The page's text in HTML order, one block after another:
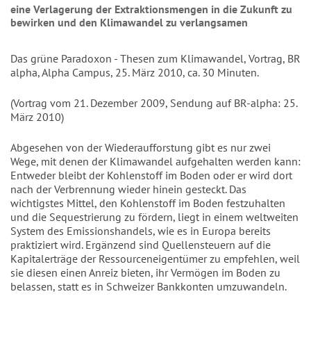
eine Verlagerung der Extraktionsmengen in die Zukunft zu
bewirken und den Klimawandel zu verlangsamen
Das grüne Paradoxon - Thesen zum Klimawandel, Vortrag, BR
alpha, Alpha Campus, 25. März 2010, ca. 30 Minuten.
(Vortrag vom 21. Dezember 2009, Sendung auf BR-alpha: 25.
März 2010)
Abgesehen von der Wiederaufforstung gibt es nur zwei
Wege, mit denen der Klimawandel aufgehalten werden kann:
Entweder bleibt der Kohlenstoff im Boden oder er wird dort
nach der Verbrennung wieder hinein gesteckt. Das
wichtigstes Mittel, den Kohlenstoff im Boden festzuhalten
und die Sequestrierung zu fördern, liegt in einem weltweiten
System des Emissionshandels, wie es in Europa bereits
praktiziert wird. Ergänzend sind Quellensteuern auf die
Kapitalerträge der Ressourceneigentümer zu empfehlen, weil
sie diesen einen Anreiz bieten, ihr Vermögen im Boden zu
belassen, statt es in Schweizer Bankkonten umzuwandeln.